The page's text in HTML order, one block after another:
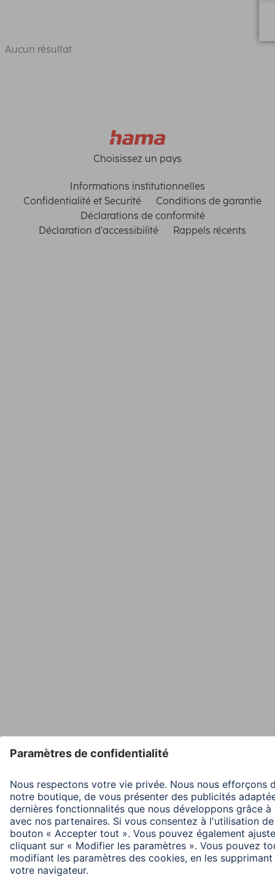
Aucun résultat
Choisissez un pays
Informations institutionnelles
Confidentialité et Securité
Conditions de garantie
Déclarations de conformité
Déclaration d'accessibilité
Rappels récents